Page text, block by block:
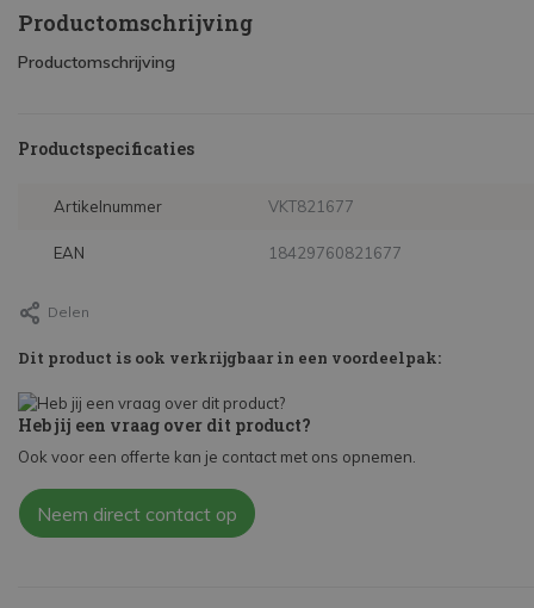
Productomschrijving
Productomschrijving
Productspecificaties
Artikelnummer VKT821677
EAN 18429760821677
Delen
Dit product is ook verkrijgbaar in een voordeelpak:
Heb jij een vraag over dit product?
Ook voor een offerte kan je contact met ons opnemen.
Neem direct contact op